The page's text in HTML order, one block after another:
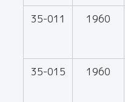
35-011 1960
35-015 1960